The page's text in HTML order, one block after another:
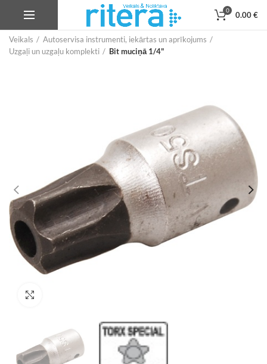
0 0.00€
Veikals
Autoservisa instrumenti, iekārtas un aprīkojums
Uzgaļi un uzgaļu komplekti
Bit muciņā 1/4"